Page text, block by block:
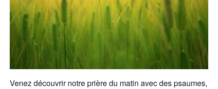
Venez découvrir notre prière du matin avec des psaumes,